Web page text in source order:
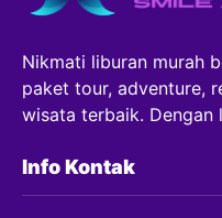
Nikmati liburan murah
paket tour, adventure,
wisata terbaik. Dengan
Info Kontak